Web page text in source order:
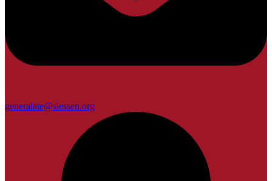
generalate@siessen.org